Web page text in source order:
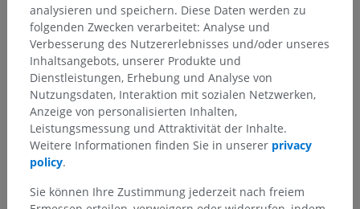
Sie haben einen Fehler gefunden?
Sie können gerne eine Berichtigung, Übersetzung oder
inhaltliche Verbesserung vorschlagen.
Ein Problem melden
HOLE SIE SICH DIE APP
analysieren und speichern. Diese Daten werden zu
folgenden Zwecken verarbeitet: Analyse und
Verbesserung des Nutzererlebnisses und/oder unseres
Inhaltsangebots, unserer Produkte und
Dienstleistungen, Erhebung und Analyse von
Nutzungsdaten, Interaktion mit sozialen Netzwerken,
Anzeige von personalisierten Inhalten,
Leistungsmessung und Attraktivität der Inhalte.
Weitere Informationen finden Sie in unserer privacy
policy.
Sie können Ihre Zustimmung jederzeit nach freiem